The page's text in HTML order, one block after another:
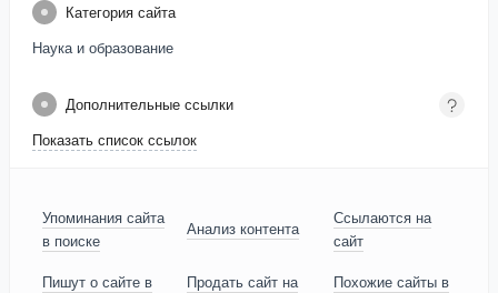
Категория сайта
Наука и образование
Дополнительные ссылки
Показать список ссылок
Упоминания сайта
в поиске
Анализ контента
Ссылаются на
сайт
Пишут о сайте в
Продать сайт на
Похожие сайты в